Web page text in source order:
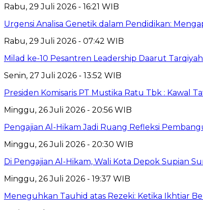
Rabu, 29 Juli 2026 - 16:21 WIB
Urgensi Analisa Genetik dalam Pendidikan:
Rabu, 29 Juli 2026 - 07:42 WIB
Milad ke-10 Pesantren Leadership Daarut
Senin, 27 Juli 2026 - 13:52 WIB
Presiden Komisaris PT Mustika Ratu Tbk : Kawal
Minggu, 26 Juli 2026 - 20:56 WIB
Pengajian Al-Hikam Jadi Ruang Refleksi
Minggu, 26 Juli 2026 - 20:30 WIB
Di Pengajian Al-Hikam, Wali Kota Depok Supian
Minggu, 26 Juli 2026 - 19:37 WIB
Meneguhkan Tauhid atas Rezeki: Ketika Ikhtiar